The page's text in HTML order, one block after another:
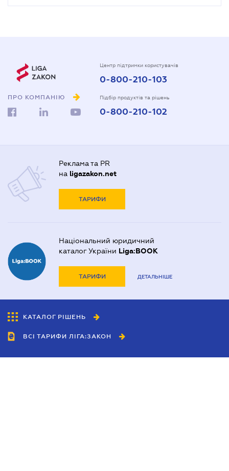
ПРО КОМПАНІЮ
Центр підтримки користувачів
0-800-210-103
Підбір продуктів та рішень
0-800-210-102
Реклама та PR
на ligazakon.net
ТАРИФИ
Національний юридичний
каталог України Liga:BOOK
ТАРИФИ ДЕТАЛЬНІШЕ
КАТАЛОГ РІШЕНЬ
ВСІ ТАРИФИ ЛІГА:ЗАКОН